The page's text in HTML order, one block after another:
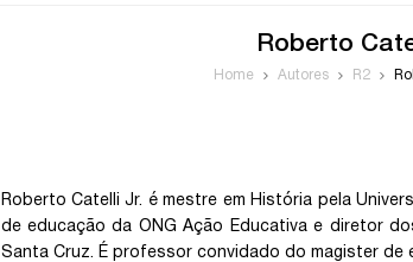
Roberto
Home Autores R2
Roberto Catelli Jr. é mestre em História pela
de educação da ONG Ação Educativa e diretor
Santa Cruz. É professor convidado do magister de